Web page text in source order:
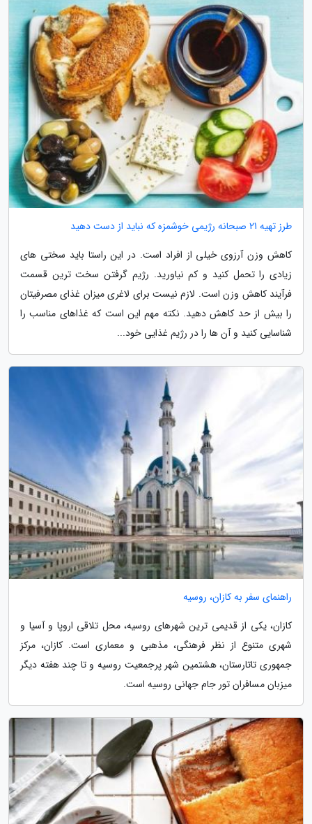
طرز تهیه 21 صبحانه رژیمی خوشمزه که نباید از دست دهید
کاهش وزن آرزوی خیلی از افراد است. در این راستا باید سختی های
زیادی را تحمل کنید و کم نیاورید. رژیم گرفتن سخت ترین قسمت
فرآیند کاهش وزن است. لازم نیست برای لاغری میزان غذای مصرفیتان
را بیش از حد کاهش دهید. نکته مهم این است که غذاهای مناسب را
شناسایی کنید و آن ها را در رژیم غذایی خود...
راهنمای سفر به کازان، روسیه
کازان، یکی از قدیمی ترین شهرهای روسیه، محل تلاقی اروپا و آسیا و
شهری متنوع از نظر فرهنگی، مذهبی و معماری است. کازان، مرکز
جمهوری تاتارستان، هشتمین شهر پرجمعیت روسیه و تا چند هفته دیگر
میزبان مسافران تور جام جهانی روسیه است.